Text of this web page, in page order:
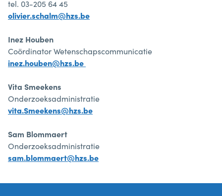
tel. 03-205 64 45
olivier.schalm@hzs.be
Inez Houben
Coördinator Wetenschapscommunicatie
inez.houben@hzs.be
Vita Smeekens
Onderzoeksadministratie
vita.Smeekens@hzs.be
Sam Blommaert
Onderzoeksadministratie
sam.blommaert@hzs.be